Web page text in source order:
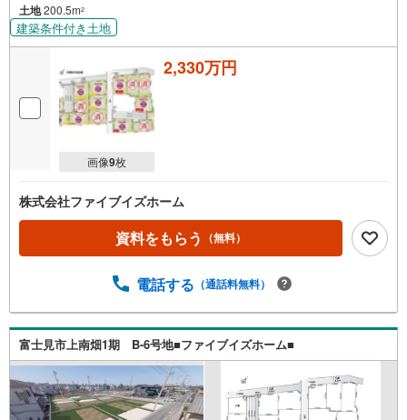
土地200.5m2
建築条件付き土地
画像9枚
2,330万円
株式会社ファイブイズホーム
資料をもらう （無料）
電話する （通話料無料）
富士見市上南畑1期 B-6号地■ファイブイズホーム■